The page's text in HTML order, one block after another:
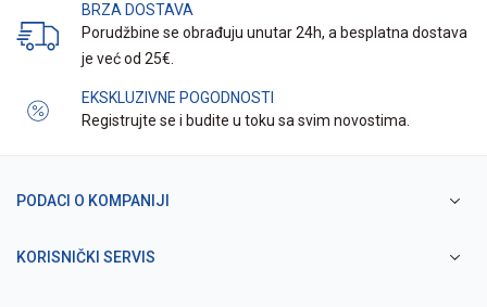
BRZA DOSTAVA
Porudžbine se obrađuju unutar 24h, a besplatna dostava
je već od 25€.
EKSKLUZIVNE POGODNOSTI
Registrujte se i budite u toku sa svim novostima.
PODACI O KOMPANIJI
KORISNIČKI SERVIS